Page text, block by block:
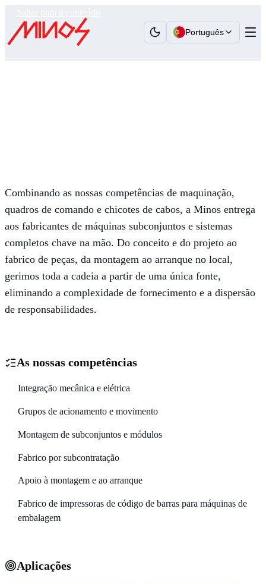
Português
Combinando as nossas competências de maquinação,
quadros de comando e chicotes de cabos, a Minos entrega
aos fabricantes de máquinas subconjuntos e sistemas
completos chave na mão. Do conceito e do projeto ao
fabrico de peças, da montagem ao arranque no local,
gerimos toda a cadeia a partir de uma única fonte,
eliminando a complexidade de fornecimento e a dispersão
de responsabilidades.
As nossas competências
Integração mecânica e elétrica
Grupos de acionamento e movimento
Montagem de subconjuntos e módulos
Fabrico por subcontratação
Apoio à montagem e ao arranque
Fabrico de impressoras de código de barras para máquinas de
embalagem
Aplicações